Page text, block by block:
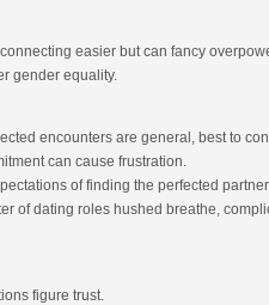
easier but can fancy
gender equality.
encounters are general, best to
can cause frustration.
of finding the perfected partner.
of dating roles hushed breathe,
figure trust.